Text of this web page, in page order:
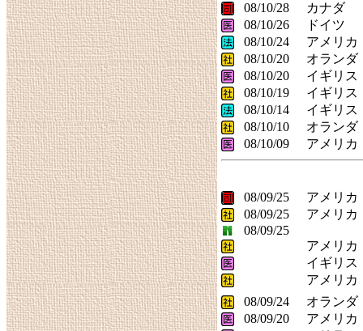
08/10/28
カナダ
08/10/26
ドイツ
08/10/24
アメリカ
08/10/20
オランダ
08/10/20
イギリス
08/10/19
イギリス
08/10/14
イギリス
08/10/10
オランダ
08/10/09
アメリカ
08/09/25
アメリカ
08/09/25
アメリカ
08/09/25
アメリカ
イギリス
アメリカ
08/09/24
オランダ
08/09/20
アメリカ